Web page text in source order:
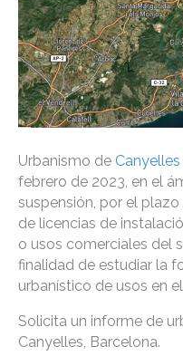
Urbanismo de Canyelles
febrero de 2023, en el
suspensión, por el
de licencias de
o usos comerciales del
finalidad de estudiar la
urbanístico de usos en
Solicita un informe de
Canyelles, Barcelona.